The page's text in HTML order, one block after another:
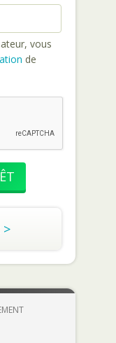
vous
de
>